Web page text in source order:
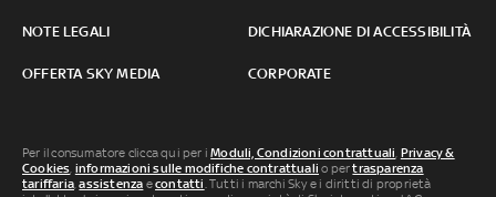
NOTE LEGALI DICHIARAZIONE DI ACCESSIBILITÀ
OFFERTA SKY MEDIA CORPORATE
Per il consumatore clicca qui per iModuli, Condizioni contrattuali, Privacy &
Cookies, informazioni sulle modifiche contrattuali o pertrasparenza
tariffaria,assistenza econtatti. Tutti i marchi Sky e i diritti di proprietà